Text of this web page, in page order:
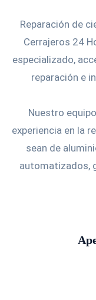
Reparación de
Cerrajeros 24
especializado,
reparación e
Nuestro
experiencia en la
sean de
automatizados,